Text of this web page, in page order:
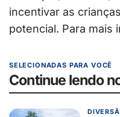
incentivar as
potencial. Para mais
SELECIONADAS PARA VOCÊ
Continue lendo